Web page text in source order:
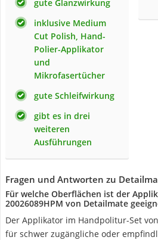
gute Glanzwirkung
inklusive Medium
Cut Polish, Hand-
Polier-Applikator
und
Mikrofasertücher
gute Schleifwirkung
gibt es in drei
weiteren
Ausführungen
Fragen und Antworten zu
Für welche Oberflächen ist der
20026089HPM von Detailmate
Der Applikator im Handpolitur-Set
für schwer zugängliche oder